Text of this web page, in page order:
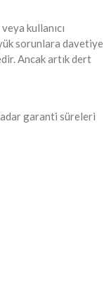
kullanıcı
sorunlara davetiye
Ancak artık dert
garanti süreleri